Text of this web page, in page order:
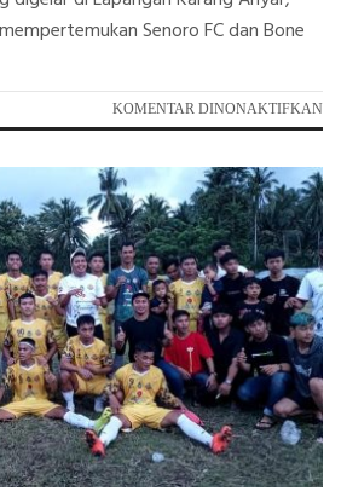
Senoro FC dan Bone
KOMENTAR DINONAKTIFKAN
VS
INI